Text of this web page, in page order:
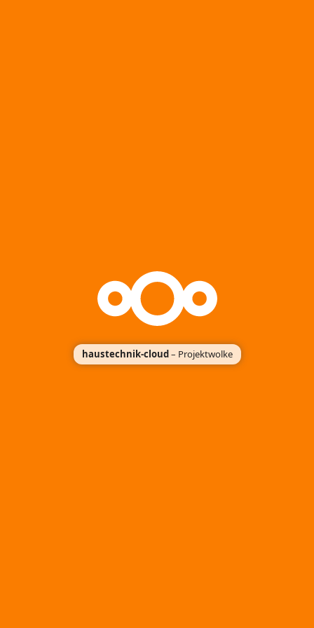
haustechnik-cloud– Projektwolke